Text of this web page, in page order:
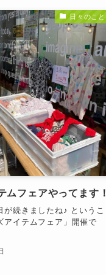
日々のこと
ムフェアやってます！
が続きましたね♪ というこ
アイテムフェア」開催で